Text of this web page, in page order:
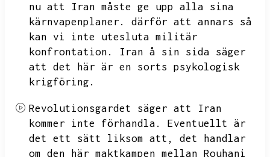
nu att Iran måste ge upp alla sina
kärnvapenplaner.
därför att annars så
kan vi inte utesluta militär
konfrontation.
Iran å sin sida säger
att det här är en sorts psykologisk
krigföring.
Revolutionsgardet säger att Iran
kommer inte förhandla.
Eventuellt är
det ett sätt liksom att,
det handlar
om den här maktkampen mellan Rouhani